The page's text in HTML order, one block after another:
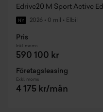
Edrive20 M Sport Active
NY 2026 • 0 mil • Elbil
Pris
Inkl. moms
590 100 kr
Företagsleasing
Exkl. moms
4 175 kr/mån